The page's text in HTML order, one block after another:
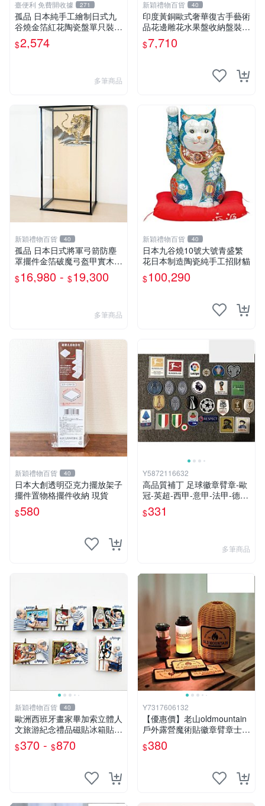
臺便利 免費開收據 271
孤品 日本純手工繪制日式九
谷燒金箔紅花陶瓷盤單只裝帶
盒
$2,574
多筆商品
新穎禮物百貨 40
印度黃銅歐式奢華復古手藝術
品花邊雕花水果盤收納盤裝飾
擺件
$7,710
新穎禮物百貨 40
孤品 日本日式將軍弓箭防塵
罩擺件金箔破魔弓盔甲實木展
示柜
$16,980 - $19,300
多筆商品
新穎禮物百貨 40
日本九谷燒10號大號青盛繁
花日本制造陶瓷純手工招財貓
$100,290
新穎禮物百貨 40
日本大創透明亞克力擺放架子
擺件置物格擺件收納 現貨
$580
Y5872116632
高品質補丁 足球徽章臂章-歐
冠-英超-西甲-意甲-法甲-德
甲-聯賽臂章
$331
多筆商品
新穎禮物百貨 40
歐洲西班牙畫家畢加索立體人
文旅游紀念禮品磁貼冰箱貼創
意留言帖
$370 - $870
Y7317606132
【優惠價】老山oldmountain
戶外露營魔術貼徽章臂章士氣
章軍事戰術氣罐套貼
$380